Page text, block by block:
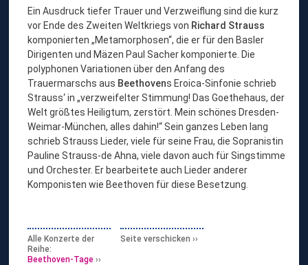
Ein Ausdruck tiefer Trauer und Verzweiflung sind die kurz
vor Ende des Zweiten Weltkriegs von Richard Strauss
komponierten „Metamorphosen“, die er für den Basler
Dirigenten und Mäzen Paul Sacher komponierte. Die
polyphonen Variationen über den Anfang des
Trauermarschs aus Beethovens Eroica-Sinfonie schrieb
Strauss‘ in „verzweifelter Stimmung! Das Goethehaus, der
Welt größtes Heiligtum, zerstört. Mein schönes Dresden-
Weimar-München, alles dahin!“ Sein ganzes Leben lang
schrieb Strauss Lieder, viele für seine Frau, die Sopranistin
Pauline Strauss-de Ahna, viele davon auch für Singstimme
und Orchester. Er bearbeitete auch Lieder anderer
Komponisten wie Beethoven für diese Besetzung.
Alle Konzerte der
Reihe:
Beethoven-Tage
Seite verschicken